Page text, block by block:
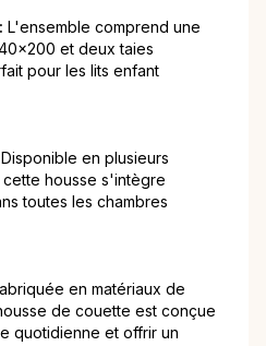
L'ensemble comprend une
et deux taies
pour les lits enfant
Disponible en plusieurs
housse s'intègre
toutes les chambres
en matériaux de
de couette est conçue
quotidienne et offrir un